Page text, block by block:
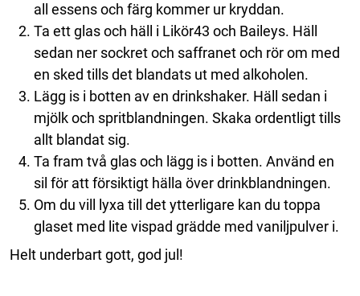
all essens och färg kommer ur kryddan.
Ta ett glas och häll i Likör43 och Baileys. Häll
sedan ner sockret och saffranet och rör om med
en sked tills det blandats ut med alkoholen.
Lägg is i botten av en drinkshaker. Häll sedan i
mjölk och spritblandningen. Skaka ordentligt tills
allt blandat sig.
Ta fram två glas och lägg is i botten. Använd en
sil för att försiktigt hälla över drinkblandningen.
Om du vill lyxa till det ytterligare kan du toppa
glaset med lite vispad grädde med vaniljpulver i.
Helt underbart gott, god jul!